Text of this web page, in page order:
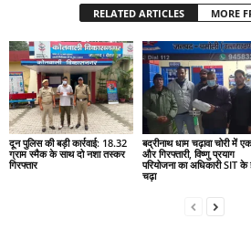
RELATED ARTICLES MORE
दून पुलिस की बड़ी कार्रवाई: 18.32
ग्राम स्मैक के साथ दो नशा तस्कर
गिरफ्तार
बद्रीनाथ धाम चढ़ावा चोरी में एक
और गिरफ्तारी, विष्णु प्रयाग
परियोजना का अधिकारी SIT के
चढ़ा